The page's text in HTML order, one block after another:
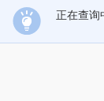
正在查询